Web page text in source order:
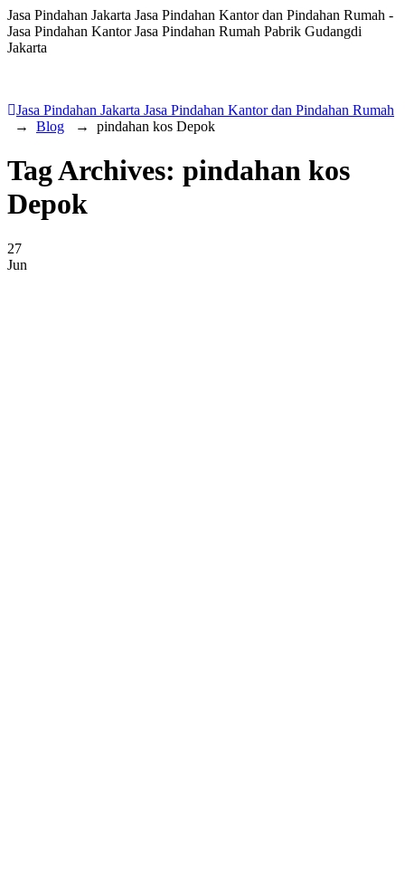
Jasa Pindahan Jakarta Jasa Pindahan Kantor dan Pindahan Rumah -
Jasa Pindahan Kantor Jasa Pindahan Rumah Pabrik Gudangdi
Jakarta
Jasa Pindahan Jakarta Jasa Pindahan Kantor dan Pindahan Rumah
→ Blog → pindahan kos Depok
Tag Archives: pindahan kos
Depok
27
Jun